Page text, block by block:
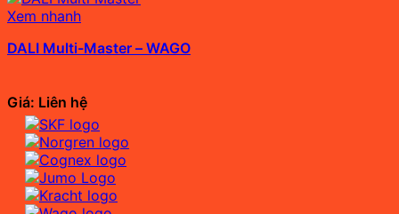
Xem nhanh
DALI Multi-Master – WAGO
Giá: Liên hệ